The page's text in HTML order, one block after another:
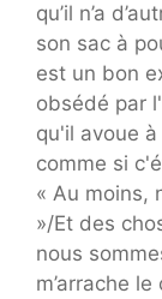
qu’il n’a
son sac à
est un bon
obsédé par
qu'il avoue
comme si
« Au moins,
»/Et des
nous
m’arrache